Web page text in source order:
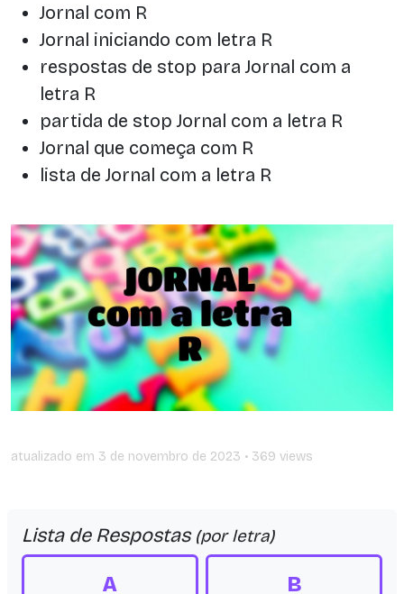
Jornal com R
Jornal iniciando com letra R
respostas de stop para Jornal com a
letra R
partida de stop Jornal com a letra R
Jornal que começa com R
lista de Jornal com a letra R
atualizado em 3 de novembro de 2023 • 369 views
Lista de Respostas (por letra)
A B